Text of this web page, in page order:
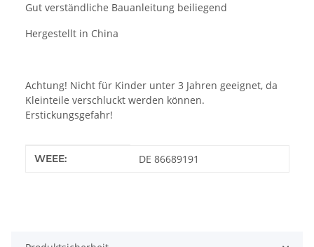
Gut verständliche Bauanleitung beiliegend
Hergestellt in China
Achtung! Nicht für Kinder unter 3 Jahren geeignet, da
Kleinteile verschluckt werden können.
Erstickungsgefahr!
Produkteigenschaft
Wert
WEEE: DE 86689191